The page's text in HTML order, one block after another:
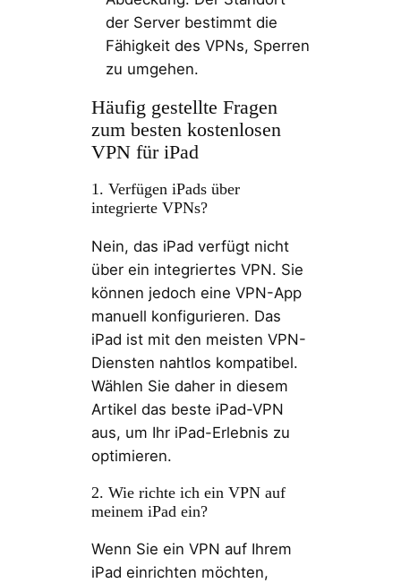
der Server bestimmt die
Fähigkeit des VPNs, Sperren
zu umgehen.
Häufig gestellte Fragen
zum besten kostenlosen
VPN für iPad
1. Verfügen iPads über
integrierte VPNs?
Nein, das iPad verfügt nicht
über ein integriertes VPN. Sie
können jedoch eine VPN-App
manuell konfigurieren. Das
iPad ist mit den meisten VPN-
Diensten nahtlos kompatibel.
Wählen Sie daher in diesem
Artikel das beste iPad-VPN
aus, um Ihr iPad-Erlebnis zu
optimieren.
2. Wie richte ich ein VPN auf
meinem iPad ein?
Wenn Sie ein VPN auf Ihrem
iPad einrichten möchten,